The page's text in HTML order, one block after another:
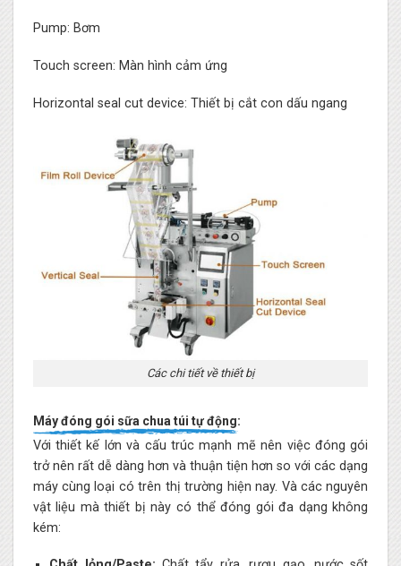
Pump: Bơm
Touch screen: Màn hình cảm ứng
Horizontal seal cut device: Thiết bị cắt con dấu ngang
Các chi tiết về thiết bị
Máy đóng gói sữa chua túi tự động:
Với thiết kế lớn và cấu trúc mạnh mẽ nên việc đóng gói
trở nên rất dễ dàng hơn và thuận tiện hơn so với các dạng
máy cùng loại có trên thị trường hiện nay. Và các nguyên
vật liệu mà thiết bị này có thể đóng gói đa dạng không
kém: